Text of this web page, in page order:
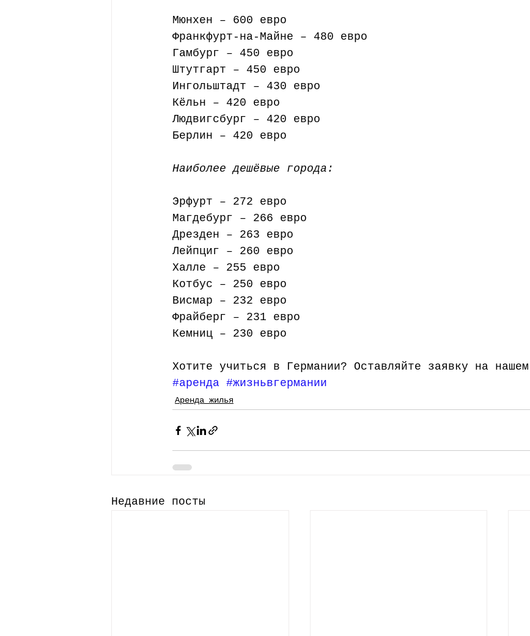
Мюнхен – 600 евро
Франкфурт-на-Майне – 480 евро
Гамбург – 450 евро
Штутгарт – 450 евро
Ингольштадт – 430 евро
Кёльн – 420 евро
Людвигсбург – 420 евро
Берлин – 420 евро
Наиболее дешёвые города:
Эрфурт – 272 евро
Магдебург – 266 евро
Дрезден – 263 евро
Лейпциг – 260 евро
Халле – 255 евро
Котбус – 250 евро
Висмар – 232 евро
Фрайберг – 231 евро
Кемниц – 230 евро
Хотите учиться в Германии? Оставляйте заявку на нашем
#аренда #жизньвгермании
Аренда жилья
Недавние посты